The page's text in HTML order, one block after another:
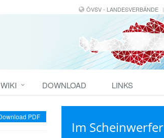
ÖVSV - LANDESVERBÄNDE
DOWNLOAD LINKS
PDF
Im Scheinwerfer